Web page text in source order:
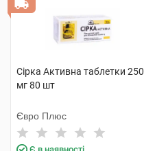
Сірка Активна таблетки 250
мг 80 шт
Євро Плюс